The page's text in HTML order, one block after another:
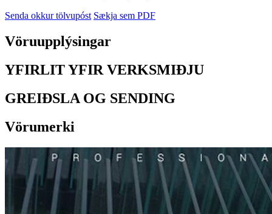
Senda okkur tölvupóst Sækja sem PDF
Vöruupplýsingar
YFIRLIT YFIR VERKSMIÐJU
GREIÐSLA OG SENDING
Vörumerki